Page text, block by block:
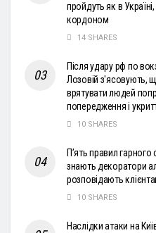
пройдуть як в Україні,
кордоном
14 SHARES
Після удару рф по
Лозовій з'ясовують,
врятувати людей
попередження і
10 SHARES
П’ять правил гарного
знають декоратори
розповідають
10 SHARES
Наслідки атаки на